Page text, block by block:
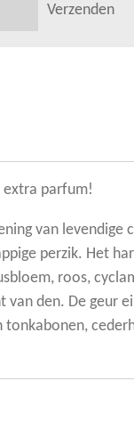
Verzenden
extra parfum!
van levendige
perzik. Het
roos,
van den. De geur
tonkabonen,